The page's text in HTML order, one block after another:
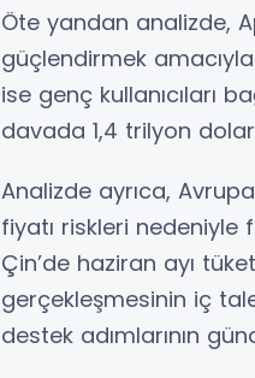
Öte yandan analizde,
güçlendirmek amacıyla
ise genç kullanıcıları
davada 1,4 trilyon
Analizde ayrıca,
fiyatı riskleri nedeniyle
Çin’de haziran ayı
gerçekleşmesinin iç
destek adımlarının